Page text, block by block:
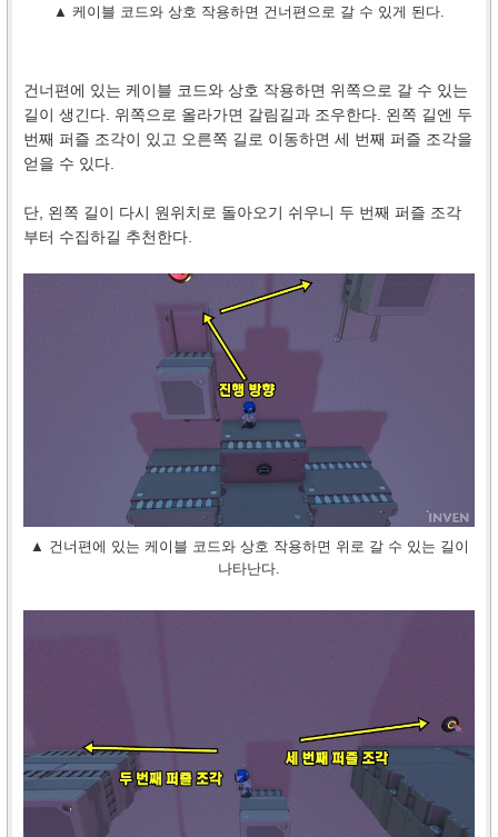
▲ 케이블 코드와 상호 작용하면 건너편으로 갈 수 있게 된다.
건너편에 있는 케이블 코드와 상호 작용하면 위쪽으로 갈 수 있는
길이 생긴다. 위쪽으로 올라가면 갈림길과 조우한다. 왼쪽 길엔 두
번째 퍼즐 조각이 있고 오른쪽 길로 이동하면 세 번째 퍼즐 조각을
얻을 수 있다.
단, 왼쪽 길이 다시 원위치로 돌아오기 쉬우니 두 번째 퍼즐 조각
부터 수집하길 추천한다.
▲ 건너편에 있는 케이블 코드와 상호 작용하면 위로 갈 수 있는 길이
나타난다.